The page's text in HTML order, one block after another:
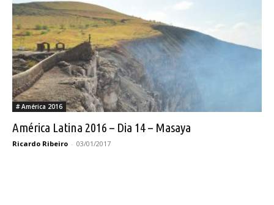
# América 2016
América Latina 2016 – Dia 14 – Masaya
Ricardo Ribeiro - 03/01/2017